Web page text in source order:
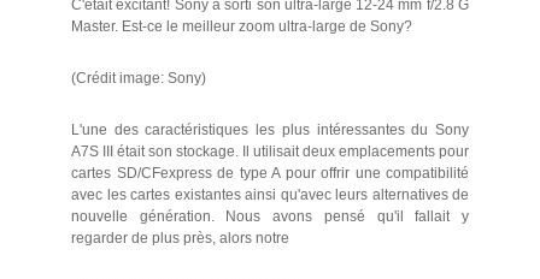
C'était excitant! Sony a sorti son ultra-large 12-24 mm f/2.8 G
Master. Est-ce le meilleur zoom ultra-large de Sony?
(Crédit image: Sony)
L'une des caractéristiques les plus intéressantes du Sony
A7S III était son stockage. Il utilisait deux emplacements pour
cartes SD/CFexpress de type A pour offrir une compatibilité
avec les cartes existantes ainsi qu'avec leurs alternatives de
nouvelle génération. Nous avons pensé qu'il fallait y
regarder de plus près, alors notre